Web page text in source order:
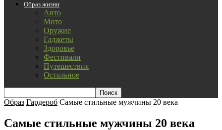
Образ жизни
Авто
Мото
Оружие
Гаджеты
Здоровье
Фестивали
Путешествия
Остальное
Образ Гардероб Самые стильные мужчины 20 века
Самые стильные мужчины 20 века